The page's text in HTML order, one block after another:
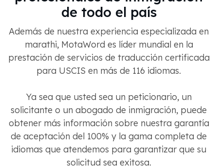
de todo el país
Además de nuestra experiencia especializada en
marathi, MotaWord es líder mundial en la
prestación de servicios de traducción certificada
para USCIS en más de 116 idiomas.
Ya sea que usted sea un peticionario, un
solicitante o un abogado de inmigración, puede
obtener más información sobre nuestra garantía
de aceptación del 100% y la gama completa de
idiomas que atendemos para garantizar que su
solicitud sea exitosa.